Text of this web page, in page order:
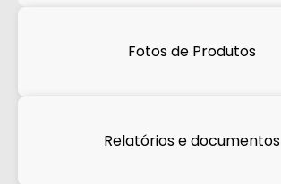
Fotos de Produtos
Relatórios e documentos